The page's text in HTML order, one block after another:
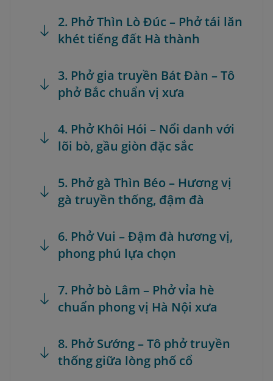
2. Phở Thìn Lò Đúc – Phở tái lăn
khét tiếng đất Hà thành
3. Phở gia truyền Bát Đàn – Tô
phở Bắc chuẩn vị xưa
4. Phở Khôi Hói – Nổi danh với
lõi bò, gầu giòn đặc sắc
5. Phở gà Thìn Béo – Hương vị
gà truyền thống, đậm đà
6. Phở Vui – Đậm đà hương vị,
phong phú lựa chọn
7. Phở bò Lâm – Phở vỉa hè
chuẩn phong vị Hà Nội xưa
8. Phở Sướng – Tô phở truyền
thống giữa lòng phố cổ